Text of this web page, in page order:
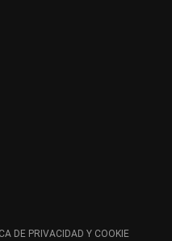
DE PRIVACIDAD Y COOKIE